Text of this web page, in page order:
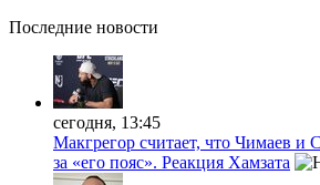
Последние новости
сегодня, 13:45
Макгрегор считает, что Чимаев и
за «его пояс». Реакция Хамзата